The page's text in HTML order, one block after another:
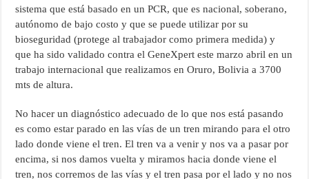
sistema que está basado en un PCR, que es nacional, soberano,
autónomo de bajo costo y que se puede utilizar por su
bioseguridad (protege al trabajador como primera medida) y
que ha sido validado contra el GeneXpert este marzo abril en un
trabajo internacional que realizamos en Oruro, Bolivia a 3700
mts de altura.
No hacer un diagnóstico adecuado de lo que nos está pasando
es como estar parado en las vías de un tren mirando para el otro
lado donde viene el tren. El tren va a venir y nos va a pasar por
encima, si nos damos vuelta y miramos hacia donde viene el
tren, nos corremos de las vías y el tren pasa por el lado y no nos